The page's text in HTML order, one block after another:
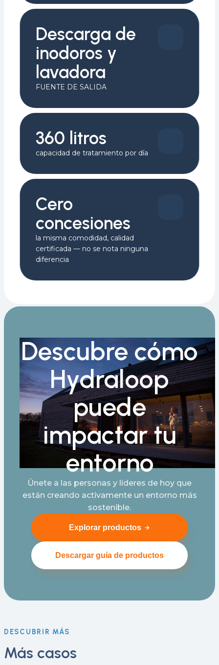
Descarga de
inodoros y
lavadora
FUENTE DE SALIDA
360 litros
capacidad de tratamiento por día
Cero
concesiones
la misma comodidad, calidad
certificada — no se nota ninguna
diferencia
Descubre cómo
Hydraloop
puede
impactar tu
entorno
Únete a las personas y líderes de hoy que
están creando activamente un entorno más
sostenible.
Explorar productos
Descargar guía de productos
DESCUBRIR MÁS
Más casos